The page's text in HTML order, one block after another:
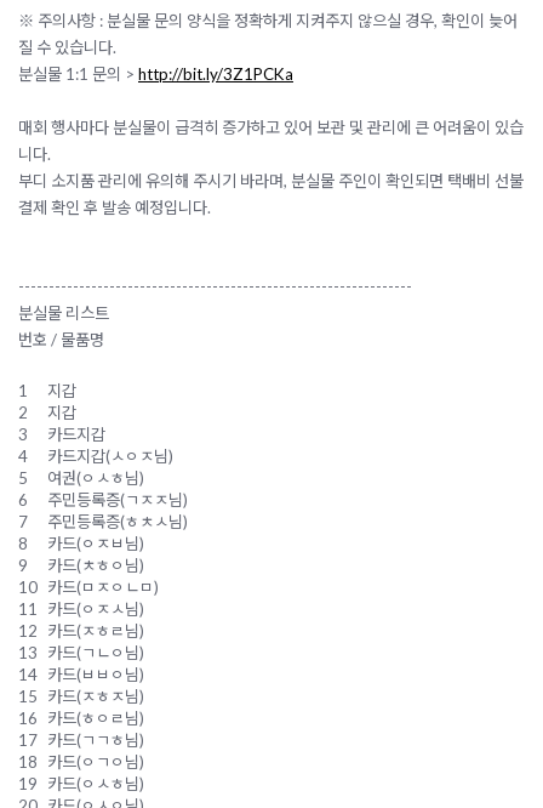
※ 주의사항 : 분실물 문의 양식을 정확하게 지켜주지 않으실 경우, 확인이 늦어
질 수 있습니다.
분실물 1:1 문의 > http://bit.ly/3Z1PCKa
매회 행사마다 분실물이 급격히 증가하고 있어 보관 및 관리에 큰 어려움이 있습
니다.
부디 소지품 관리에 유의해 주시기 바라며, 분실물 주인이 확인되면 택배비 선불
결제 확인 후 발송 예정입니다.
-----------------------------------------------------------------
분실물 리스트
번호 / 물품명
1
지갑
2
지갑
3
카드지갑
4
카드지갑(ㅅㅇㅈ님)
5
여권(ㅇㅅㅎ님)
6
주민등록증(ㄱㅈㅈ님)
7
주민등록증(ㅎㅊㅅ님)
8
카드(ㅇㅈㅂ님)
9
카드(ㅊㅎㅇ님)
10 카드(ㅁㅈㅇㄴㅁ)
11
카드(ㅇㅈㅅ님)
12
카드(ㅈㅎㄹ님)
13
카드(ㄱㄴㅇ님)
14 카드(ㅂㅂㅇ님)
15
카드(ㅈㅎㅈ님)
16
카드(ㅎㅇㄹ님)
17 카드(ㄱㄱㅎ님)
18
카드(ㅇㄱㅇ님)
19
카드(ㅇㅅㅎ님)